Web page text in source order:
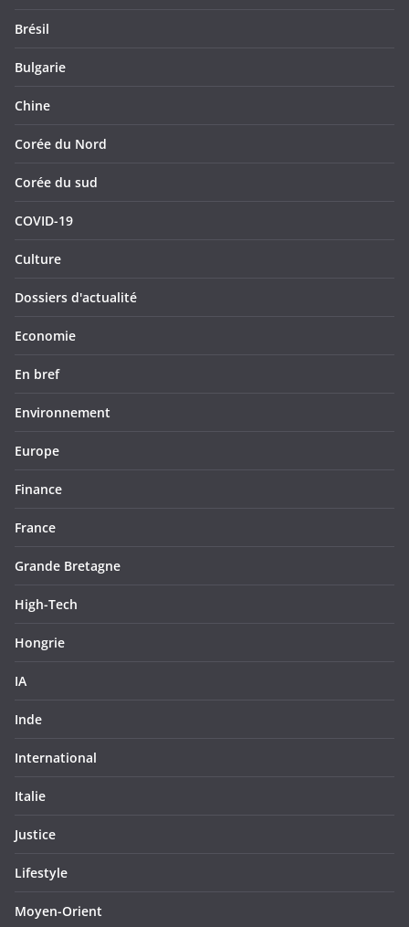
Brésil
Bulgarie
Chine
Corée du Nord
Corée du sud
COVID-19
Culture
Dossiers d'actualité
Economie
En bref
Environnement
Europe
Finance
France
Grande Bretagne
High-Tech
Hongrie
IA
Inde
International
Italie
Justice
Lifestyle
Moyen-Orient